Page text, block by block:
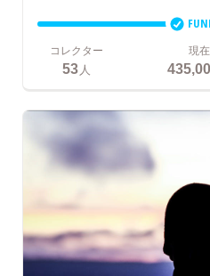
コレクター
53 人
現在